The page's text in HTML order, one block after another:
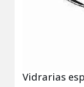
Vidrarias